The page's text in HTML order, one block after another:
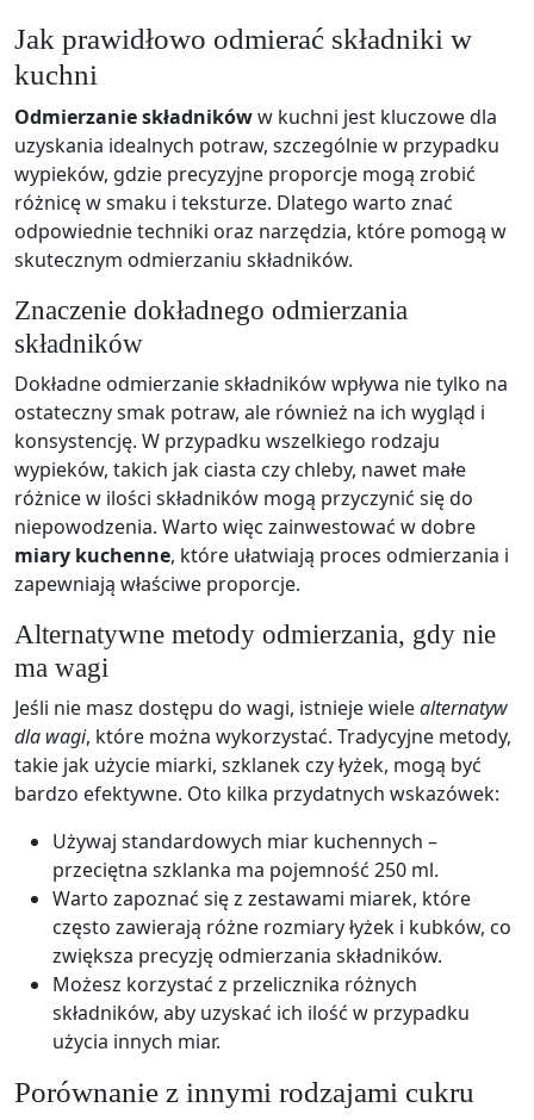
Jak prawidłowo odmierać składniki w
kuchni
Odmierzanie składnikóww kuchni jest kluczowe dla
uzyskania idealnych potraw, szczególnie w przypadku
wypieków, gdzie precyzyjne proporcje mogą zrobić
różnicę w smaku i teksturze. Dlatego warto znać
odpowiednie techniki oraz narzędzia, które pomogą w
skutecznym odmierzaniu składników.
Znaczenie dokładnego odmierzania
składników
Dokładne odmierzanie składników wpływa nie tylko na
ostateczny smak potraw, ale również na ich wygląd i
konsystencję. W przypadku wszelkiego rodzaju
wypieków, takich jak ciasta czy chleby, nawet małe
różnice w ilości składników mogą przyczynić się do
niepowodzenia. Warto więc zainwestować w dobre
miary kuchenne, które ułatwiają proces odmierzania i
zapewniają właściwe proporcje.
Alternatywne metody odmierzania, gdy nie
ma wagi
Jeśli nie masz dostępu do wagi, istnieje wielealternatyw
dla wagi, które można wykorzystać. Tradycyjne metody,
takie jak użycie miarki, szklanek czy łyżek, mogą być
bardzo efektywne. Oto kilka przydatnych wskazówek:
Używaj standardowych miar kuchennych –
przeciętna szklanka ma pojemność 250 ml.
Warto zapoznać się z zestawami miarek, które
często zawierają różne rozmiary łyżek i kubków, co
zwiększa precyzję odmierzania składników.
Możesz korzystać z przelicznika różnych
składników, aby uzyskać ich ilość w przypadku
użycia innych miar.
Porównanie z innymi rodzajami cukru